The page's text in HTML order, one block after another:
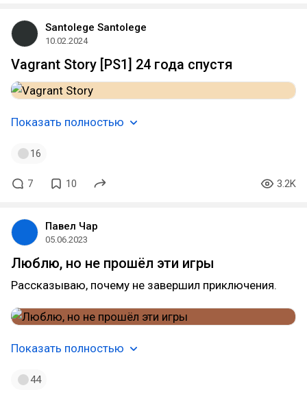
Santolege Santolege
10.02.2024
Vagrant Story [PS1] 24 года спустя
Показать полностью
16
7 10 3.2K
Павел Чар
05.06.2023
Люблю, но не прошёл эти игры
Рассказываю, почему не завершил приключения.
Показать полностью
44